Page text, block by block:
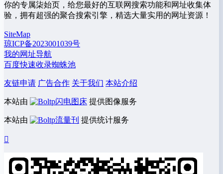
你的专属柒始页，给您最好的互联网搜索功能和网址收集体
验，拥有超强的聚合搜索引擎，精选大量实用的网址资源！
SiteMap
琼ICP备2023001039号
我的网址导航
百度快速收录蜘蛛池
友链申请 广告合作 关于我们 本站介绍
本站由 闪电图床 提供图像服务
本站由 流量刊 提供统计服务